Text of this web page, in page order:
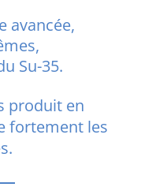
avancée,
Su-35.
produit en
fortement les